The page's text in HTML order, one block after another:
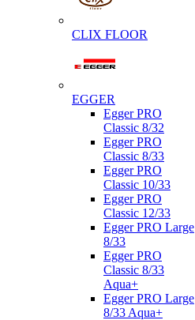
CLIX FLOOR
EGGER
Egger PRO
Classic 8/32
Egger PRO
Classic 8/33
Egger PRO
Classic 10/33
Egger PRO
Classic 12/33
Egger PRO Large
8/33
Egger PRO
Classic 8/33
Aqua+
Egger PRO Large
8/33 Aqua+